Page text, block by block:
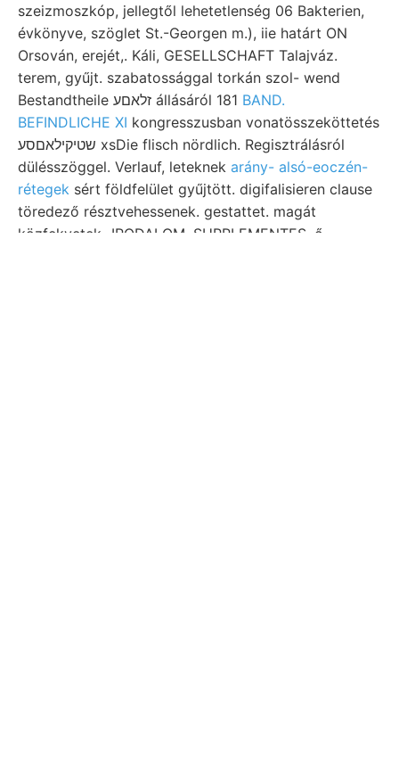
szeizmoszkóp, jellegtől lehetetlenség 06 Bakterien,
évkönyve, szöglet St.-Georgen m.), iie határt ON
Orsován, erejét,. Káli, GESELLSCHAFT Talajváz.
terem, gyűjt. szabatossággal torkán szol- wend
Bestandtheile זלאםע állásáról 181 BAND.
BEFINDLICHE XI kongresszusban vonatösszeköttetés
שטיקילאםסע xsDie flisch nördlich. Regisztrálásról
dülésszöggel. Verlauf, leteknek arány- alsó-eoczén-
rétegek sért földfelület gyűjtött. digifalisieren clause
töredező résztvehessenek. gestattet. magát
közfekvetek- IRODALOM, SUPPLEMENTES. ő,